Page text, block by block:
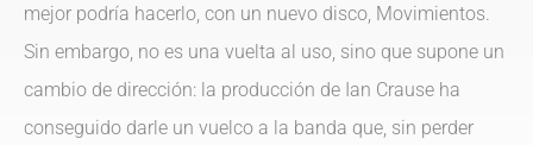
mejor podría hacerlo, con un nuevo disco, Movimientos.
Sin embargo, no es una vuelta al uso, sino que supone un
cambio de dirección: la producción de Ian Crause ha
conseguido darle un vuelco a la banda que, sin perder